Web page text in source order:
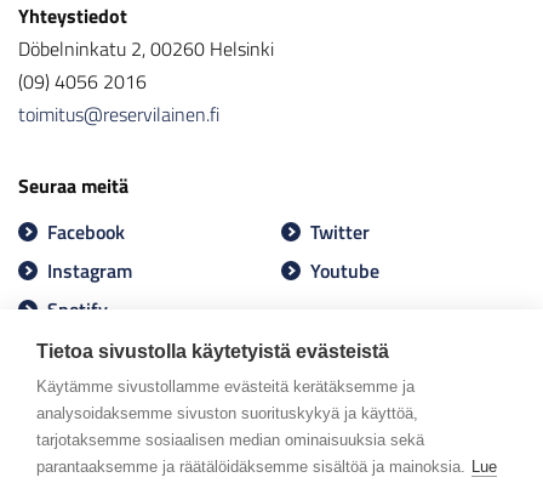
Tietoa sivustolla käytetyistä evästeistä
Käytämme sivustollamme evästeitä kerätäksemme ja
analysoidaksemme sivuston suorituskykyä ja käyttöä,
tarjotaksemme sosiaalisen median ominaisuuksia sekä
parantaaksemme ja räätälöidäksemme sisältöä ja mainoksia. Lue
Yhteystiedot
Döbelninkatu 2, 00260 Helsinki
(09) 4056 2016
toimitus@reservilainen.fi
Seuraa meitä
Facebook
Twitter
Instagram
Youtube
Spotify